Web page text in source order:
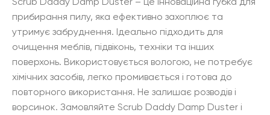
Scrub Daddy Damp Duster – це інноваційна губка для
прибирання пилу, яка ефективно захоплює та
утримує забруднення. Ідеально підходить для
очищення меблів, підвіконь, техніки та інших
поверхонь. Використовується вологою, не потребує
хімічних засобів, легко промивається і готова до
повторного використання. Не залишає розводів і
ворсинок. Замовляйте Scrub Daddy Damp Duster і